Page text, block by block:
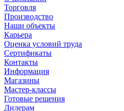
Торговля
Производство
Наши объекты
Карьера
Оценка условий труда
Сертификаты
Контакты
Информация
Магазины
Мастер-классы
Готовые решения
Дилерам